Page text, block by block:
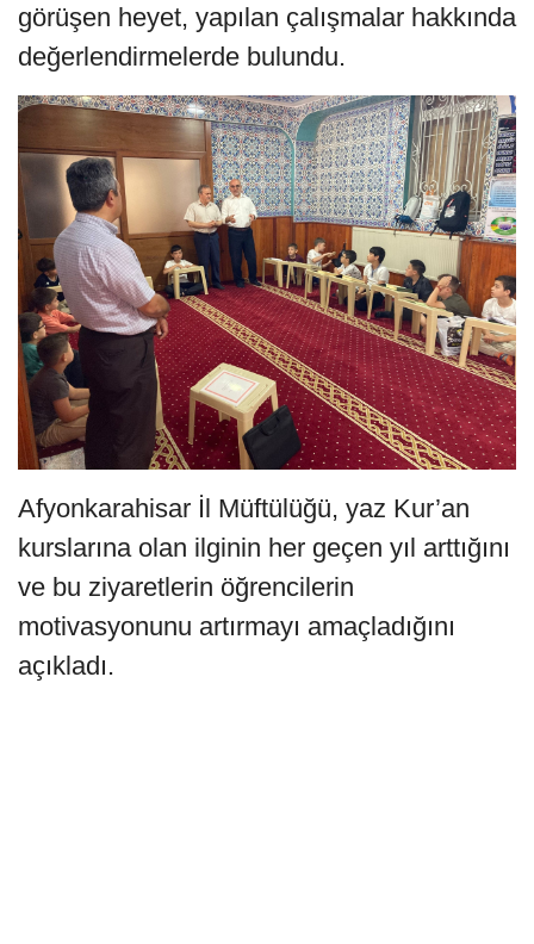
görüşen heyet, yapılan çalışmalar hakkında
değerlendirmelerde bulundu.
Afyonkarahisar İl Müftülüğü, yaz Kur’an
kurslarına olan ilginin her geçen yıl arttığını
ve bu ziyaretlerin öğrencilerin
motivasyonunu artırmayı amaçladığını
açıkladı.